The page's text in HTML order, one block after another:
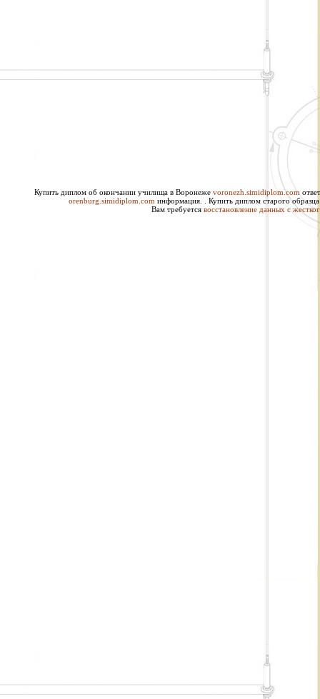
Купить диплом об окончании училища в Воронеже voronezh.simidiplom.com
orenburg.simidiplom.com информация. . Купить диплом старого
Вам требуется восстановление данных с